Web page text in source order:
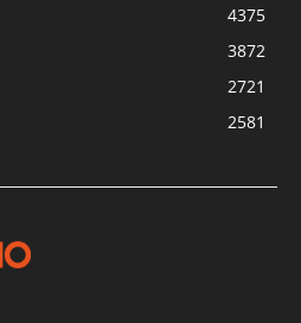
4375
3872
2721
2581